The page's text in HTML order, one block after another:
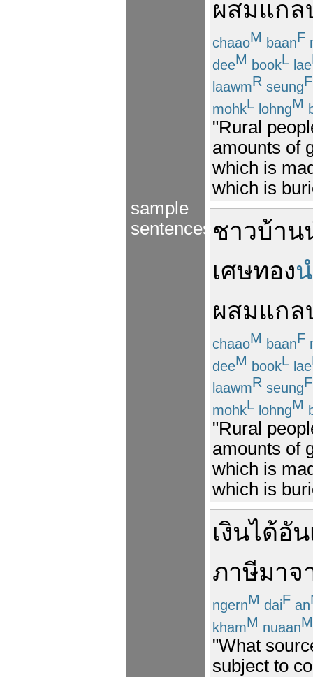
sample
sentences
ผสมแกล
chaaoM baanF
deeM bookL lae
laawmR seungF
mohkL lohngM
"Rural
amounts of
which is
which is
ชาวบ้าน
เศษทอง
ผสมแกล
chaaoM baanF
deeM bookL lae
laawmR seungF
mohkL lohngM
"Rural
amounts of
which is
which is
เงินได้อัน
ภาษีมาจ
ngernM daiF an
khamM nuaanM
"What
subject to